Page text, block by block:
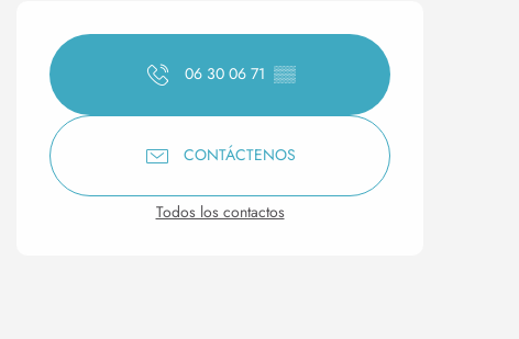
Horarios y datos de
06 30 06 71 ▒▒
CONTÁCTENOS
Todos los contactos